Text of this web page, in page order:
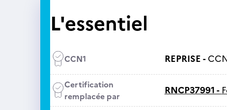
L'essentiel
CCN1 REPRISE -
Certification
remplacée par
RNCP37991 -